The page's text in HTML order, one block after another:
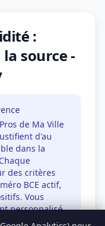
:
source -
de Ma Ville
d'au
dans la
des critères
BCE actif,
Vous
personnalisé